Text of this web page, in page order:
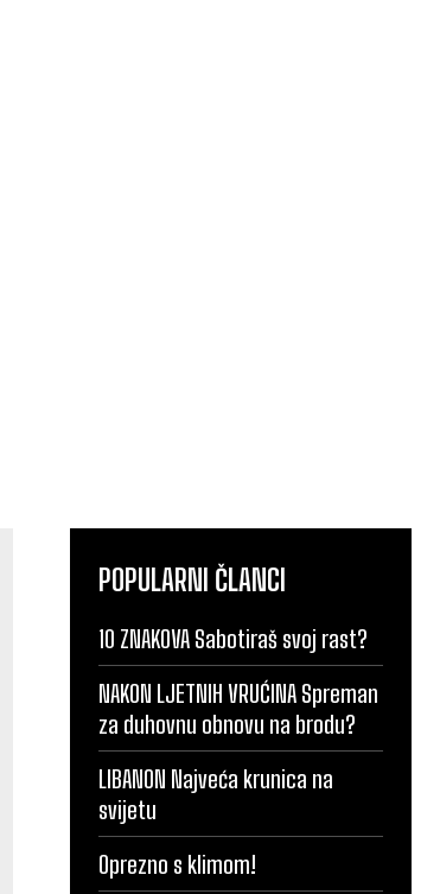
POPULARNI ČLANCI
10 ZNAKOVA Sabotiraš svoj rast?
NAKON LJETNIH VRUĆINA Spreman
za duhovnu obnovu na brodu?
LIBANON Najveća krunica na
svijetu
Oprezno s klimom!